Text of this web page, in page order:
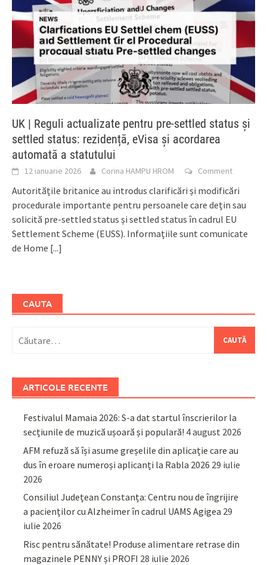
UK | Reguli actualizate pentru pre-settled status și
settled status: rezidență, eVisa și acordarea
automată a statutului
12 ianuarie 2026 Corina HAMPU HROM Comment
Autoritățile britanice au introdus clarificări și modificări
procedurale importante pentru persoanele care dețin sau
solicită pre-settled status și settled status în cadrul EU
Settlement Scheme (EUSS). Informațiile sunt comunicate
de Home [...]
CAUTA
după:
ARTICOLE RECENTE
Festivalul Mamaia 2026: S-a dat startul înscrierilor la
secțiunile de muzică ușoară și populară! 4 august 2026
AFM refuză să își asume greșelile din aplicație care au
dus în eroare numeroși aplicanți la Rabla 2026 29 iulie
2026
Consiliul Județean Constanța: Centru nou de îngrijire
a pacienților cu Alzheimer în cadrul UAMS Agigea 29
iulie 2026
Risc pentru sănătate! Produse alimentare retrase din
magazinele PENNY și PROFI 28 iulie 2026